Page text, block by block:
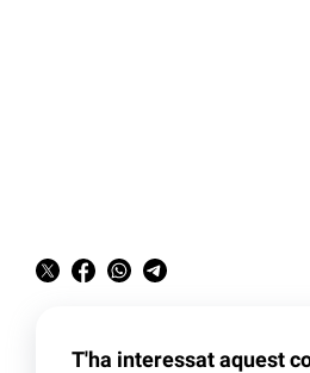
T'ha interessat aquest